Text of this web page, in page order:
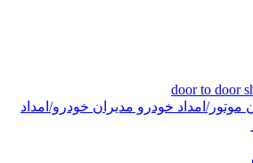
door to door
موتور/امداد خودرو مدیران خودرو/امداد